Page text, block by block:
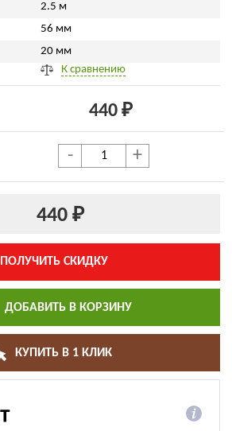
2.5 м
56 мм
20 мм
К сравнению
440 ₽
- +
440 ₽
ПОЛУЧИТЬ СКИДКУ
ДОБАВИТЬ В КОРЗИНУ
КУПИТЬ В 1 КЛИК